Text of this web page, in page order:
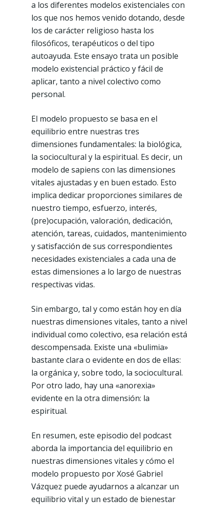
a los diferentes modelos existenciales con
los que nos hemos venido dotando, desde
los de carácter religioso hasta los
filosóficos, terapéuticos o del tipo
autoayuda. Este ensayo trata un posible
modelo existencial práctico y fácil de
aplicar, tanto a nivel colectivo como
personal.
El modelo propuesto se basa en el
equilibrio entre nuestras tres
dimensiones fundamentales: la biológica,
la sociocultural y la espiritual. Es decir, un
modelo de sapiens con las dimensiones
vitales ajustadas y en buen estado. Esto
implica dedicar proporciones similares de
nuestro tiempo, esfuerzo, interés,
(pre)ocupación, valoración, dedicación,
atención, tareas, cuidados, mantenimiento
y satisfacción de sus correspondientes
necesidades existenciales a cada una de
estas dimensiones a lo largo de nuestras
respectivas vidas.
Sin embargo, tal y como están hoy en día
nuestras dimensiones vitales, tanto a nivel
individual como colectivo, esa relación está
descompensada. Existe una «bulimia»
bastante clara o evidente en dos de ellas:
la orgánica y, sobre todo, la sociocultural.
Por otro lado, hay una «anorexia»
evidente en la otra dimensión: la
espiritual.
En resumen, este episodio del podcast
aborda la importancia del equilibrio en
nuestras dimensiones vitales y cómo el
modelo propuesto por Xosé Gabriel
Vázquez puede ayudarnos a alcanzar un
equilibrio vital y un estado de bienestar